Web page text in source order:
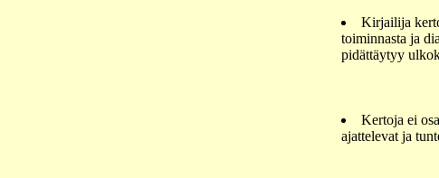
Kirjailija
toiminnasta ja
pidättäytyy
Kertoja ei
ajattelevat ja